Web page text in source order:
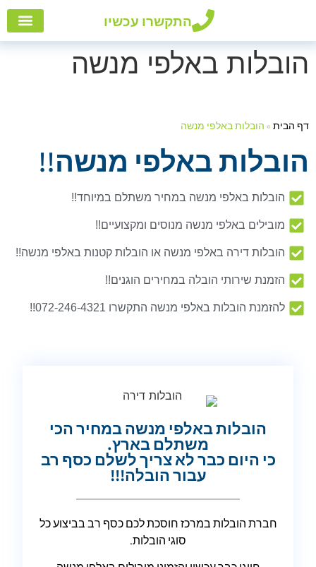
התקשרו עכשיו
הובלות באלפי מנשה
דף הבית » הובלות באלפי מנשה
הובלות באלפי מנשה!!
הובלות באלפי מנשה במחיר משתלם במיוחד!!
מובילים באלפי מנשה מנוסים ומקצועיים!!
הובלות דירה באלפי מנשה או הובלות קטנות באלפי מנשה!!
הזמנת שירותי הובלה במחירים הוגנים!!
להזמנת הובלות באלפי מנשה התקשרו 072-246-4321!!
הובלות באלפי מנשה במחיר הכי
משתלם בארץ.
כי היום כבר לא צריך לשלם כסף רב
עבור הובלה!!!
חברת הובלות במרכז חוסכת לכם כסף רב בביצוע כל
סוגי הובלות.